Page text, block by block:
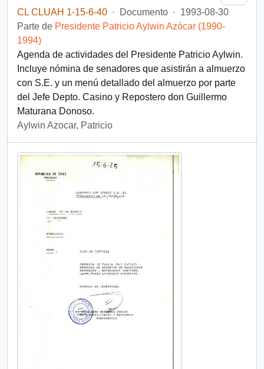
CL CLUAH 1-15-6-40 · Documento · 1993-08-30
Parte de Presidente Patricio Aylwin Azócar (1990-
1994)
Agenda de actividades del Presidente Patricio Aylwin.
Incluye nómina de senadores que asistirán a almuerzo
con S.E. y un menú detallado del almuerzo por parte
del Jefe Depto. Casino y Repostero don Guillermo
Maturana Donoso.
Aylwin Azocar, Patricio